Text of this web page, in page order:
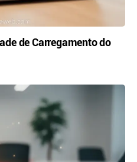
de Carregamento do